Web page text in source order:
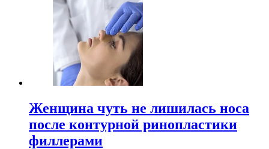
Женщина чуть не лишилась носа
после контурной ринопластики
филлерами